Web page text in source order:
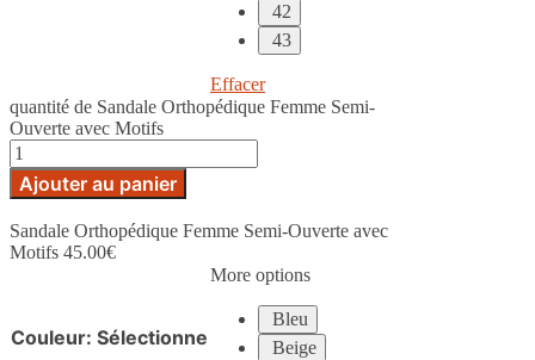
42
43
Effacer
quantité de Sandale Orthopédique Femme Semi-
Ouverte avec Motifs
Ajouter au panier
Sandale Orthopédique Femme Semi-Ouverte avec
Motifs 45.00€
Couleur: Sélectionne
More options
Bleu
Beige